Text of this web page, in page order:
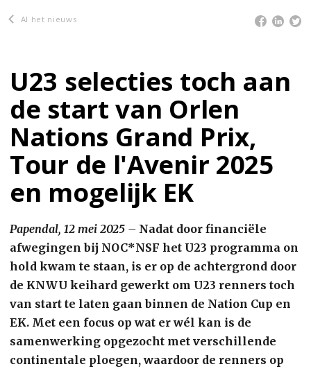
Al het nieuws
U23 selecties toch aan
de start van Orlen
Nations Grand Prix,
Tour de l'Avenir 2025
en mogelijk EK
Papendal, 12 mei 2025 – Nadat door financiële
afwegingen bij NOC*NSF het U23 programma on
hold kwam te staan, is er op de achtergrond door
de KNWU keihard gewerkt om U23 renners toch
van start te laten gaan binnen de Nation Cup en
EK. Met een focus op wat er wél kan is de
samenwerking opgezocht met verschillende
continentale ploegen, waardoor de renners op